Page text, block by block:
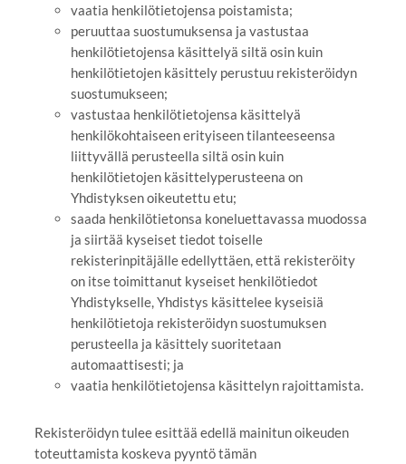
vaatia henkilötietojensa poistamista;
peruuttaa suostumuksensa ja vastustaa
henkilötietojensa käsittelyä siltä osin kuin
henkilötietojen käsittely perustuu rekisteröidyn
suostumukseen;
vastustaa henkilötietojensa käsittelyä
henkilökohtaiseen erityiseen tilanteeseensa
liittyvällä perusteella siltä osin kuin
henkilötietojen käsittelyperusteena on
Yhdistyksen oikeutettu etu;
saada henkilötietonsa koneluettavassa muodossa
ja siirtää kyseiset tiedot toiselle
rekisterinpitäjälle edellyttäen, että rekisteröity
on itse toimittanut kyseiset henkilötiedot
Yhdistykselle, Yhdistys käsittelee kyseisiä
henkilötietoja rekisteröidyn suostumuksen
perusteella ja käsittely suoritetaan
automaattisesti; ja
vaatia henkilötietojensa käsittelyn rajoittamista.
Rekisteröidyn tulee esittää edellä mainitun oikeuden
toteuttamista koskeva pyyntö tämän